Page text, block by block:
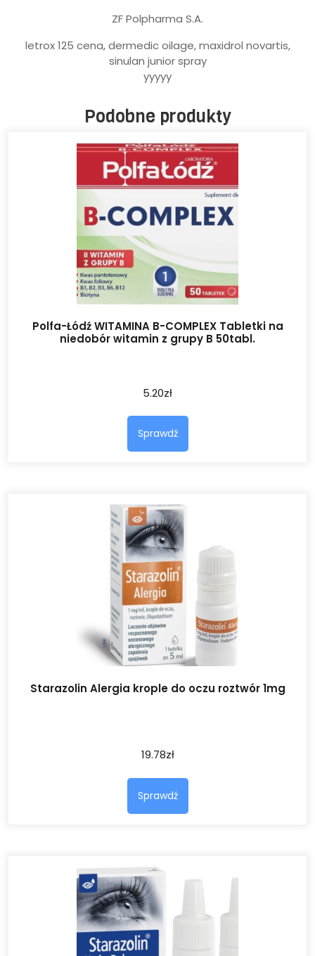
ZF Polpharma S.A.
letrox 125 cena, dermedic oilage, maxidrol novartis,
sinulan junior spray
yyyyy
Podobne produkty
Polfa-Łódź WITAMINA B-COMPLEX Tabletki na
niedobór witamin z grupy B 50tabl.
5.20zł
Sprawdź
Starazolin Alergia krople do oczu roztwór 1mg
19.78zł
Sprawdź